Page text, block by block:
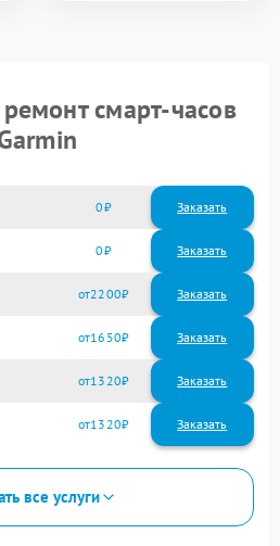
смарт-часов
0 Заказать
0 Заказать
2200
1650
1320
1320
все услуги